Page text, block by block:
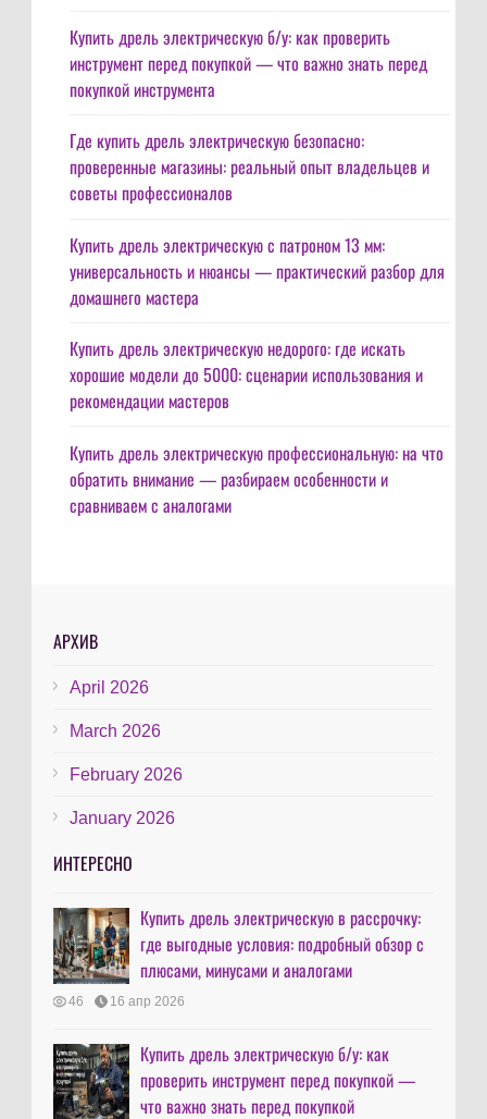
Купить дрель электрическую б/у: как проверить
инструмент перед покупкой — что важно знать перед
покупкой инструмента
Где купить дрель электрическую безопасно:
проверенные магазины: реальный опыт владельцев и
советы профессионалов
Купить дрель электрическую с патроном 13 мм:
универсальность и нюансы — практический разбор для
домашнего мастера
Купить дрель электрическую недорого: где искать
хорошие модели до 5000: сценарии использования и
рекомендации мастеров
Купить дрель электрическую профессиональную: на что
обратить внимание — разбираем особенности и
сравниваем с аналогами
АРХИВ
April 2026
March 2026
February 2026
January 2026
ИНТЕРЕСНО
Купить дрель электрическую в рассрочку:
где выгодные условия: подробный обзор с
плюсами, минусами и аналогами
46 16 апр 2026
Купить дрель электрическую б/у: как
проверить инструмент перед покупкой —
что важно знать перед покупкой